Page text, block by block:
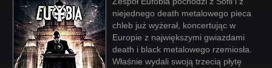
niejednego death metalowego pieca
chleb już wyżerał, koncertując w
Europie z największymi gwiazdami
death i black metalowego rzemiosła.
Właśnie wydali swoją trzecią płytę